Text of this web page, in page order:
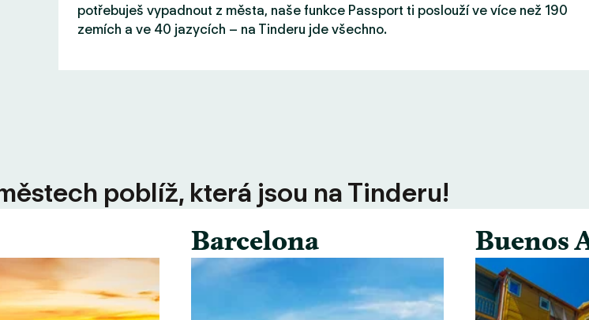
potřebuješ vypadnout z města, naše funkce Passport ti poslouží ve více než 190
zemích a ve 40 jazycích – na Tinderu jde všechno.
poblíž, která jsou na Tinderu!
Barcelona Buenos